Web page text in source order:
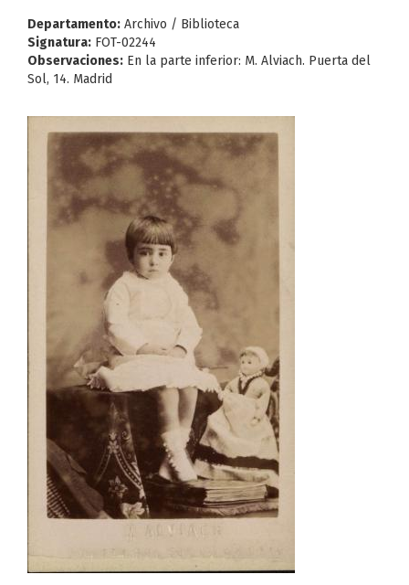
Departamento: Archivo / Biblioteca
Signatura: FOT-02244
Observaciones: En la parte inferior: M. Alviach. Puerta del
Sol, 14. Madrid